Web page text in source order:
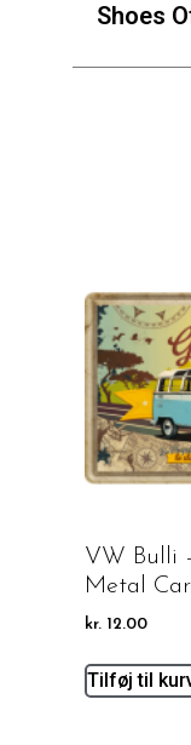
Shoes
VW Bulli
Metal
kr. 12.00
Tilføj til